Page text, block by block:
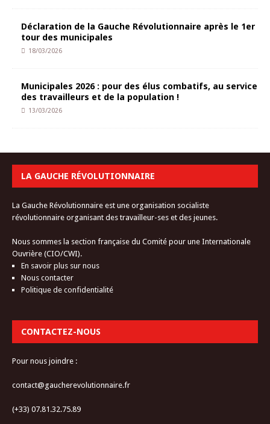
Déclaration de la Gauche Révolutionnaire après le 1er
tour des municipales
18/03/2026
Municipales 2026 : pour des élus combatifs, au service
des travailleurs et de la population !
13/03/2026
LA GAUCHE RÉVOLUTIONNAIRE
La Gauche Révolutionnaire est une organisation socialiste
révolutionnaire organisant des travailleur-ses et des jeunes.
Nous sommes la section française du Comité pour une Internationale
Ouvrière (CIO/CWI).
En savoir plus sur nous
Nous contacter
Politique de confidentialité
CONTACTEZ-NOUS
Pour nous joindre :
contact@gaucherevolutionnaire.fr
(+33) 07.81.32.75.89